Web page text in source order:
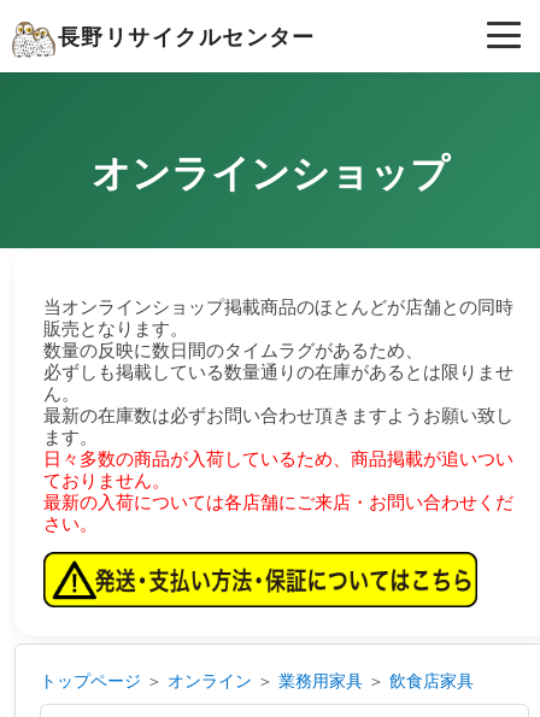
長野リサイクルセンター
オンラインショップ
当オンラインショップ掲載商品のほとんどが店舗との同時
販売となります。
数量の反映に数日間のタイムラグがあるため、
必ずしも掲載している数量通りの在庫があるとは限りませ
ん。
最新の在庫数は必ずお問い合わせ頂きますようお願い致し
ます。
日々多数の商品が入荷しているため、商品掲載が追いつい
ておりません。
最新の入荷については各店舗にご来店・お問い合わせくだ
さい。
トップページ ＞ オンライン ＞ 業務用家具 ＞ 飲食店家具